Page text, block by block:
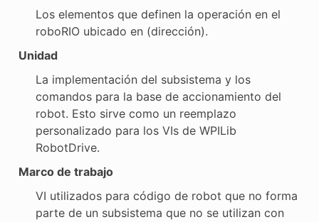
Los elementos que definen la operación en el
roboRIO ubicado en (dirección).
Unidad
La implementación del subsistema y los
comandos para la base de accionamiento del
robot. Esto sirve como un reemplazo
personalizado para los VIs de WPILib
RobotDrive.
Marco de trabajo
VI utilizados para código de robot que no forma
parte de un subsistema que no se utilizan con